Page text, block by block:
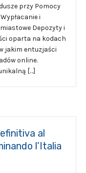
przy Pomocy
i
Depozyty i
oparta na kodach
jakim entuzjaści
online.
[…]
al
l’Italia